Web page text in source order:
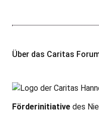
Über das Caritas
Förderinitiative des